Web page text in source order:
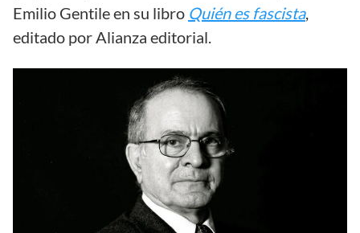
Emilio Gentile en su libro Quién es fascista,
editado por Alianza editorial.